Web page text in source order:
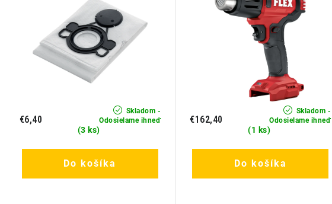
Skladom -
Odosielame ihneď
(3 ks)
€6,40
Do košíka
Skladom -
Odosielame ihneď
(1 ks)
€162,40
Do košíka